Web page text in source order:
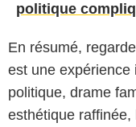
politique
En résumé,
est une expérience
politique, drame
esthétique